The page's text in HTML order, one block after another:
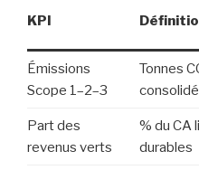
KPI
Émissions
Scope 1–2–3
Tonnes
Part des
revenus verts
% du CA
durables